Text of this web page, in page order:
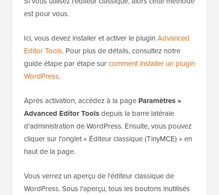
est pour vous.
Ici, vous devez installer et activer le plugin Advanced
Editor Tools. Pour plus de détails, consultez notre
guide étape par étape surcomment installer un plugin
WordPress.
Après activation, accédez à la page Paramètres »
Advanced Editor Toolsdepuis la barre latérale
d'administration de WordPress. Ensuite, vous pouvez
cliquer sur l'onglet « Éditeur classique (TinyMCE) » en
haut de la page.
Vous verrez un aperçu de l'éditeur classique de
WordPress. Sous l'aperçu, tous les boutons inutilisés